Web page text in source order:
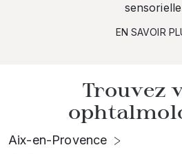
EN SAVOIR
Trouvez
Aix-en-Provence